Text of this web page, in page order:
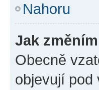
Nahoru
Jak
Obecně
objevují pod